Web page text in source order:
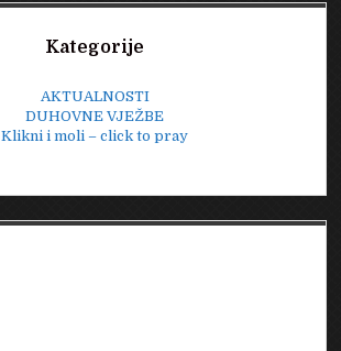
Kategorije
AKTUALNOSTI
DUHOVNE VJEŽBE
Klikni i moli – click to pray